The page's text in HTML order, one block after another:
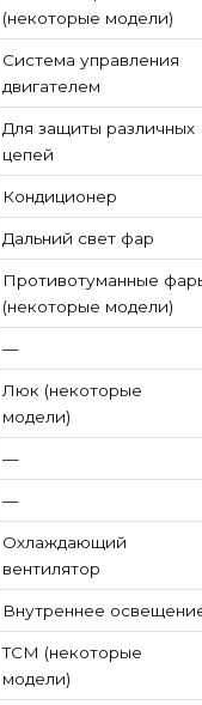
(некоторые модели)
Система управления
двигателем
Для защиты различных
цепей
Кондиционер
Дальний свет фар
Противотуманные
(некоторые модели)
—
Люк (некоторые
модели)
—
—
Охлаждающий
вентилятор
Внутреннее
TCM (некоторые
модели)